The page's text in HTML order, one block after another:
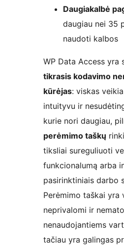
Daugiakalbė
daugiau nei 35
naudoti kalbos
WP Data Access yra
tikrasis kodavimo
kūrėjas: viskas
intuityvu ir
kurie nori daugiau,
perėmimo taškų
tiksliai sureguliuoti
funkcionalumą arba
pasirinktiniais darbo
Perėmimo taškai yra
neprivalomi ir
nenaudojantiems
tačiau yra galingas